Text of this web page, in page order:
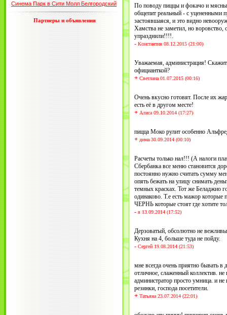
Синема Парк в Сити Молл Белгородский
Партнеры и объявления
По поводу пиццы и фокачо и
общепит реальный - с уцененными
застоявшаяся, и это видно
Хамства не заметил, но
упразднили!!!!.
- Константин 08.12.2015 (21:00)
Уважаемая, администрация!
официанткой?
+ Светлана 01.07.2015 (00:16)
Очень вкусно готовят. После их
есть её в другом месте!
+ Алиса 09.10.2014 (17:27)
пицца Моко рулит особенно
+ дима 30.09.2014 (00:10)
Расчеты только нал!!! (А налоги
Сбербанка все меню становится
постоянно нужно считать сумму
опять бежать на улицу снимать
темных красках. Тот же Беладжио
одинаково. Т.е есть мажор которые
ЧЕРНЬ которые стоят где хотите
- я 13.09.2014 (17:52)
Дерзоватый, обсолютно не
Кухня на 4, больше туда не пойду.
- Сергей 19.08.2014 (21:53)
мне всегда очень приятно бывать
отличное, слаженный коллектив.
администратор просто умница. и не
резинки, господа посетители.
+ Татьяна 23.07.2014 (22:01)